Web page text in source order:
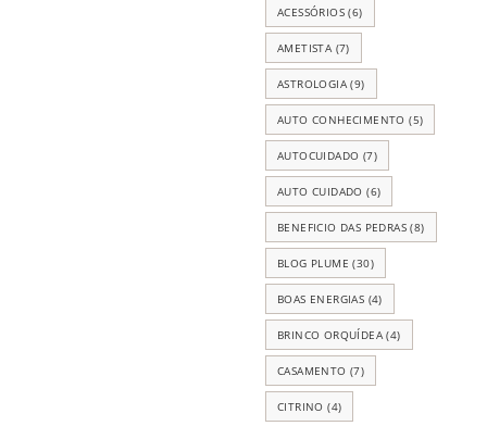
ACESSÓRIOS (6)
AMETISTA (7)
ASTROLOGIA (9)
AUTO CONHECIMENTO (5)
AUTOCUIDADO (7)
AUTO CUIDADO (6)
BENEFICIO DAS PEDRAS (8)
BLOG PLUME (30)
BOAS ENERGIAS (4)
BRINCO ORQUÍDEA (4)
CASAMENTO (7)
CITRINO (4)